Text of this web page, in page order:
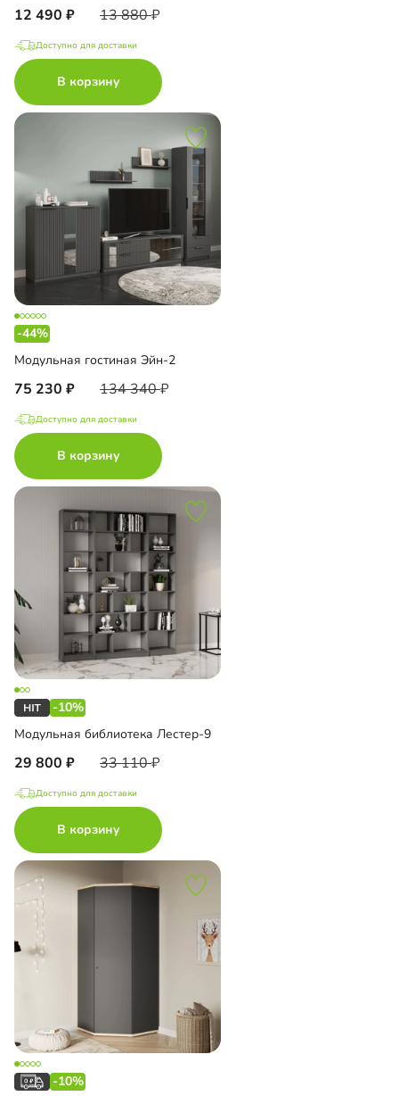
12 490 13 880
Доступно для доставки
В корзину
-44%
Модульная гостиная Эйн-2
75 230 134 340
Доступно для доставки
В корзину
-10%
Модульная библиотека Лестер-9
29 800 33 110
Доступно для доставки
В корзину
-10%